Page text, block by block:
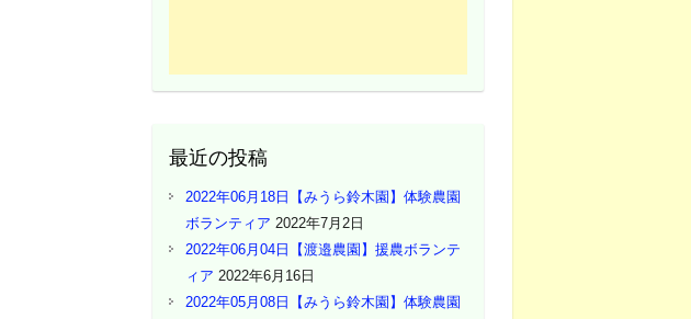
最近の投稿
2022年06月18日【みうら鈴木園】体験農園
ボランティア 2022年7月2日
2022年06月04日【渡邉農園】援農ボランテ
ィア 2022年6月16日
2022年05月08日【みうら鈴木園】体験農園